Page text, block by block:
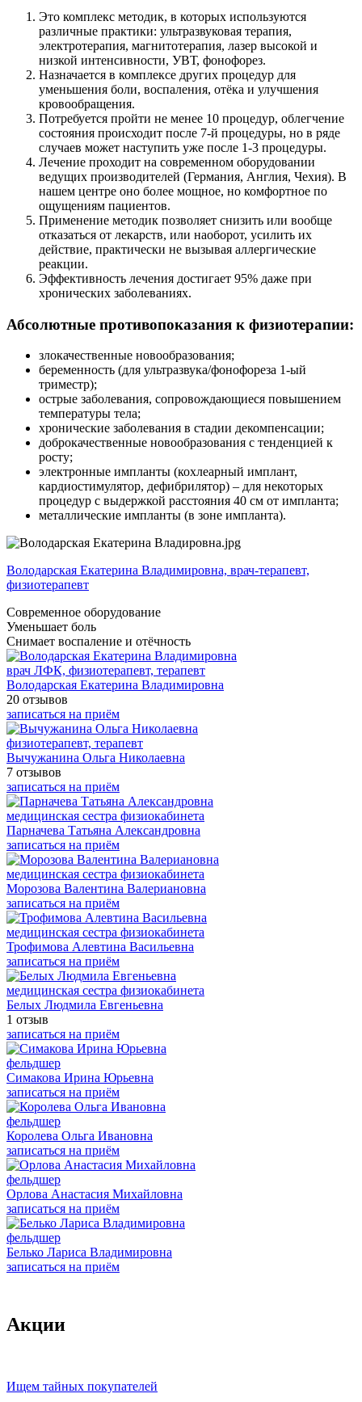
Это комплекс методик, в которых используются
различные практики: ультразвуковая терапия,
электротерапия, магнитотерапия, лазер высокой и
низкой интенсивности, УВТ, фонофорез.
Назначается в комплексе других процедур для
уменьшения боли, воспаления, отёка и улучшения
кровообращения.
Потребуется пройти не менее 10 процедур, облегчение
состояния происходит после 7-й процедуры, но в ряде
случаев может наступить уже после 1-3 процедуры.
Лечение проходит на современном оборудовании
ведущих производителей (Германия, Англия, Чехия). В
нашем центре оно более мощное, но комфортное по
ощущениям пациентов.
Применение методик позволяет снизить или вообще
отказаться от лекарств, или наоборот, усилить их
действие, практически не вызывая аллергические
реакции.
Эффективность лечения достигает 95% даже при
хронических заболеваниях.
Абсолютные противопоказания к физиотерапии:
злокачественные новообразования;
беременность (для ультразвука/фонофореза 1-ый
триместр);
острые заболевания, сопровождающиеся повышением
температуры тела;
хронические заболевания в стадии декомпенсации;
доброкачественные новообразования с тенденцией к
росту;
электронные импланты (кохлеарный имплант,
кардиостимулятор, дефибрилятор) – для некоторых
процедур с выдержкой расстояния 40 см от импланта;
металлические импланты (в зоне импланта).
Володарская Екатерина Владимировна, врач-терапевт,
физиотерапевт
Современное оборудование
Уменьшает боль
Снимает воспаление и отёчность
врач ЛФК, физиотерапевт, терапевт
Володарская Екатерина Владимировна
20 отзывов
записаться на приём
физиотерапевт, терапевт
Вычужанина Ольга Николаевна
7 отзывов
записаться на приём
медицинская сестра физиокабинета
Парначева Татьяна Александровна
записаться на приём
медицинская сестра физиокабинета
Морозова Валентина Валериановна
записаться на приём
медицинская сестра физиокабинета
Трофимова Алевтина Васильевна
записаться на приём
медицинская сестра физиокабинета
Белых Людмила Евгеньевна
1 отзыв
записаться на приём
фельдшер
Симакова Ирина Юрьевна
записаться на приём
фельдшер
Королева Ольга Ивановна
записаться на приём
фельдшер
Орлова Анастасия Михайловна
записаться на приём
фельдшер
Белько Лариса Владимировна
записаться на приём
Акции
Ищем тайных покупателей